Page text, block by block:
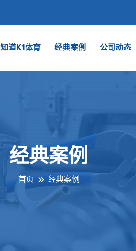
知道K1体育 经典案例 公司动态
经典案例
首页 经典案例